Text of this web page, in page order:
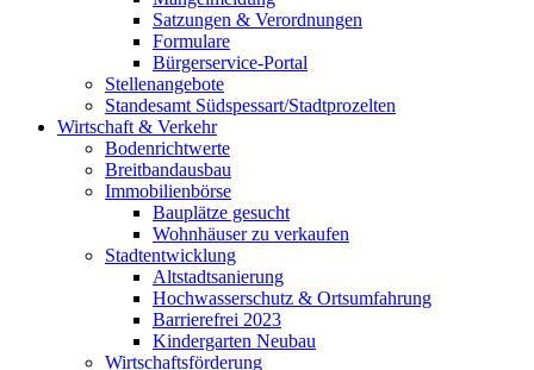
Satzungen & Verordnungen
Formulare
Bürgerservice-Portal
Stellenangebote
Standesamt Südspessart/Stadtprozelten
Wirtschaft & Verkehr
Bodenrichtwerte
Breitbandausbau
Immobilienbörse
Bauplätze gesucht
Wohnhäuser zu verkaufen
Stadtentwicklung
Altstadtsanierung
Hochwasserschutz & Ortsumfahrung
Barrierefrei 2023
Kindergarten Neubau
Wirtschaftsförderung